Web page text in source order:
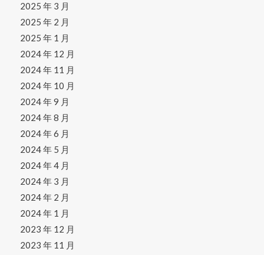
2025 年 3 月
2025 年 2 月
2025 年 1 月
2024 年 12 月
2024 年 11 月
2024 年 10 月
2024 年 9 月
2024 年 8 月
2024 年 6 月
2024 年 5 月
2024 年 4 月
2024 年 3 月
2024 年 2 月
2024 年 1 月
2023 年 12 月
2023 年 11 月